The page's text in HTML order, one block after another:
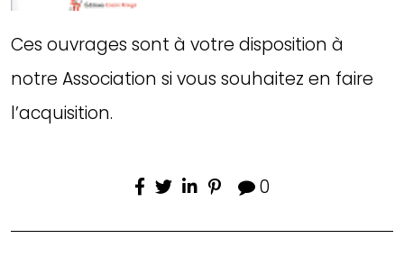
Ces ouvrages sont à votre disposition à
notre Association si vous souhaitez en faire
l’acquisition.
0